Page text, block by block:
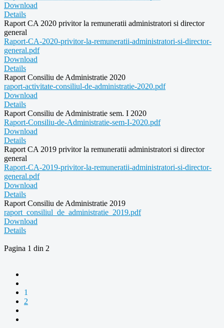
Download
Details
Raport CA 2020 privitor la remuneratii administratori si director
general
Raport-CA-2020-privitor-la-remuneratii-administratori-si-director-
general.pdf
Download
Details
Raport Consiliu de Administratie 2020
raport-activitate-consiliul-de-administratie-2020.pdf
Download
Details
Raport Consiliu de Administratie sem. I 2020
Raport-Consiliu-de-Administratie-sem-I-2020.pdf
Download
Details
Raport CA 2019 privitor la remuneratii administratori si director
general
Raport-CA-2019-privitor-la-remuneratii-administratori-si-director-
general.pdf
Download
Details
Raport Consiliu de Administratie 2019
raport_consiliul_de_administratie_2019.pdf
Download
Details
Pagina 1 din 2
1
2